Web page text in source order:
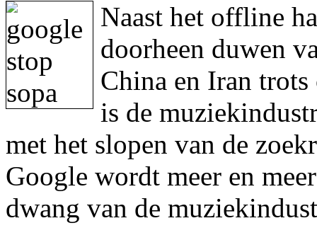
Naast het offline
doorheen duwen
China en Iran
is de
met het slopen van de
Google wordt meer en
dwang van de